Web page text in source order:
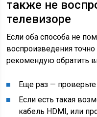
также не
телевизоре
Если оба способа не
воспроизведения
рекомендую обратить
Еще раз —
Если есть такая
кабель HDMI, или